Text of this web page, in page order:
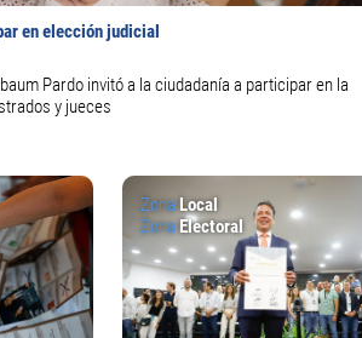
en elección judicial
Pardo invitó a la ciudadanía a participar en la
y jueces
Zona Local
ZonaElectoral